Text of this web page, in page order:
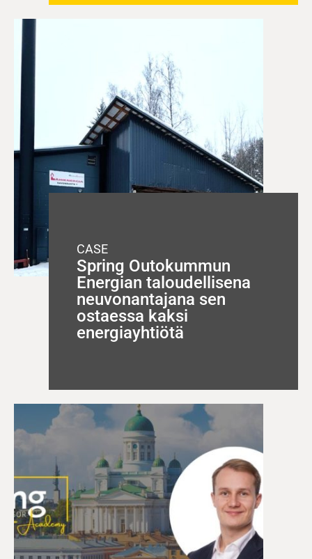
CASE
Spring Outokummun
Energian taloudellisena
neuvonantajana sen
ostaessa kaksi
energiayhtiötä